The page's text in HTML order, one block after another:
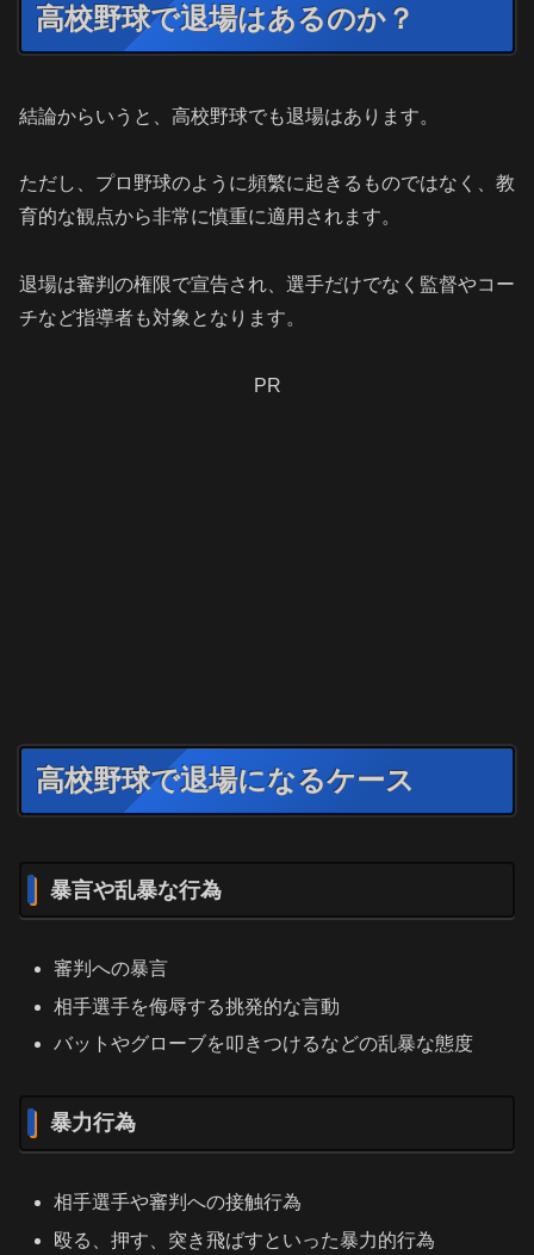
高校野球で退場はあるのか？
結論からいうと、高校野球でも退場はあります。
ただし、プロ野球のように頻繁に起きるものではなく、教
育的な観点から非常に慎重に適用されます。
退場は審判の権限で宣告され、選手だけでなく監督やコー
チなど指導者も対象となります。
PR
高校野球で退場になるケース
暴言や乱暴な行為
審判への暴言
相手選手を侮辱する挑発的な言動
バットやグローブを叩きつけるなどの乱暴な態度
暴力行為
相手選手や審判への接触行為
殴る、押す、突き飛ばすといった暴力的行為